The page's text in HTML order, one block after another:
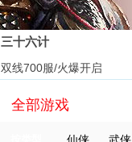
三十六计
双线700服/火爆开启
全部游戏
继